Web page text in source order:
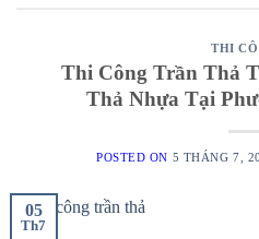
THI
Thi Công Trần Thả
Thả Nhựa Tại
POSTED ON 5 THÁNG 7,
05
Th7